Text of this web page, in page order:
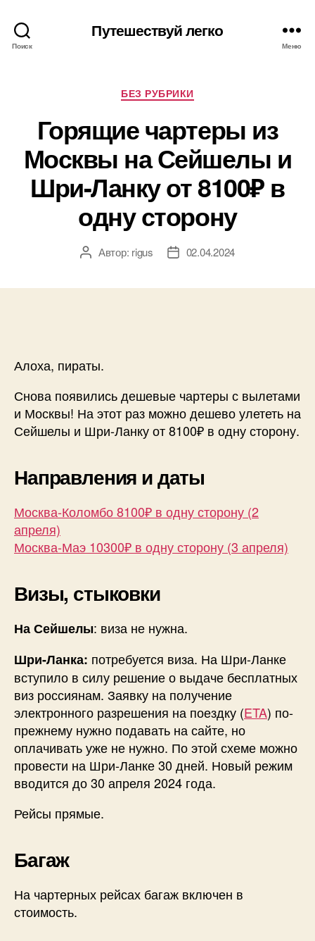
Поиск
Путешествуй легко
Меню
Рубрики
БЕЗ РУБРИКИ
Горящие чартеры из
Москвы на Сейшелы и
Шри-Ланку от 8100₽ в
одну сторону
АвторАвтор: rigus
Дата02.04.2024
Алоха, пираты.
Снова появились дешевые чартеры с вылетами
и Москвы! На этот раз можно дешево улететь на
Сейшелы и Шри-Ланку от 8100₽ в одну сторону.
Направления и даты
Москва-Коломбо 8100₽ в одну сторону (2
апреля)
Москва-Маэ 10300₽ в одну сторону (3 апреля)
Визы, стыковки
На Сейшелы: виза не нужна.
Шри-Ланка: потребуется виза. На Шри-Ланке
вступило в силу решение о выдаче бесплатных
виз россиянам. Заявку на получение
электронного разрешения на поездку (ETA) по-
прежнему нужно подавать на сайте, но
оплачивать уже не нужно. По этой схеме можно
провести на Шри-Ланке 30 дней. Новый режим
вводится до 30 апреля 2024 года.
Рейсы прямые.
Багаж
На чартерных рейсах багаж включен в
стоимость.